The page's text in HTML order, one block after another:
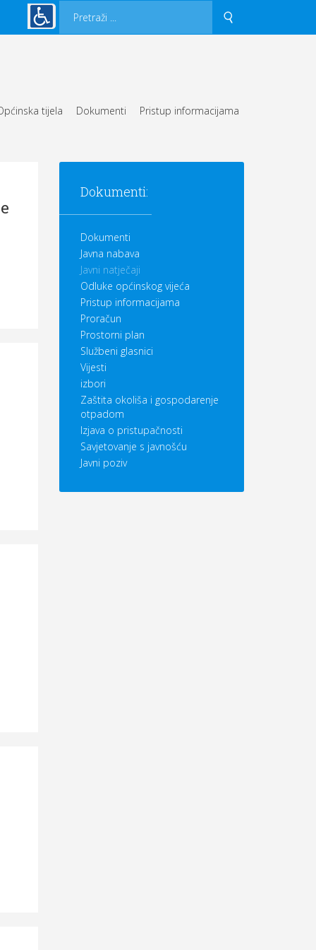
tijela Dokumenti Pristup informacijama
Dokumenti:
Dokumenti
Javna nabava
Javni natječaji
Odluke općinskog vijeća
Pristup informacijama
Proračun
Prostorni plan
Službeni glasnici
Vijesti
izbori
Zaštita okoliša i gospodarenje
otpadom
Izjava o pristupačnosti
Savjetovanje s javnošću
Javni poziv